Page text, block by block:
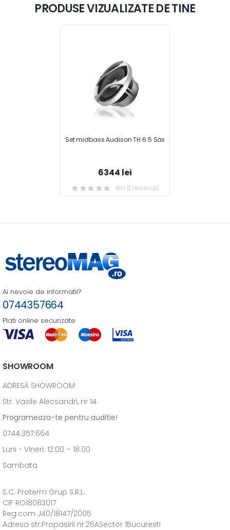
PRODUSE VIZUALIZATE DE TINE
Set midbass Audison TH 6.5 Sax
6344 lei
din 0 recenzii
Ai nevoie de informatii?
0744357664
Plati online securizate
SHOWROOM
ADRESĂ SHOWROOM
Str. Vasile Alecsandri, nr 14
Programeaza-te pentru auditie!
0744.357.664
Luni - Vineri: 12:00 – 18.00
Sambata
S.C. Proterm Grup S.R.L.
CIF RO18083017
Reg.com J40/18147/2005
Adresa str.Propasirii nr.26ASector 1Bucuresti